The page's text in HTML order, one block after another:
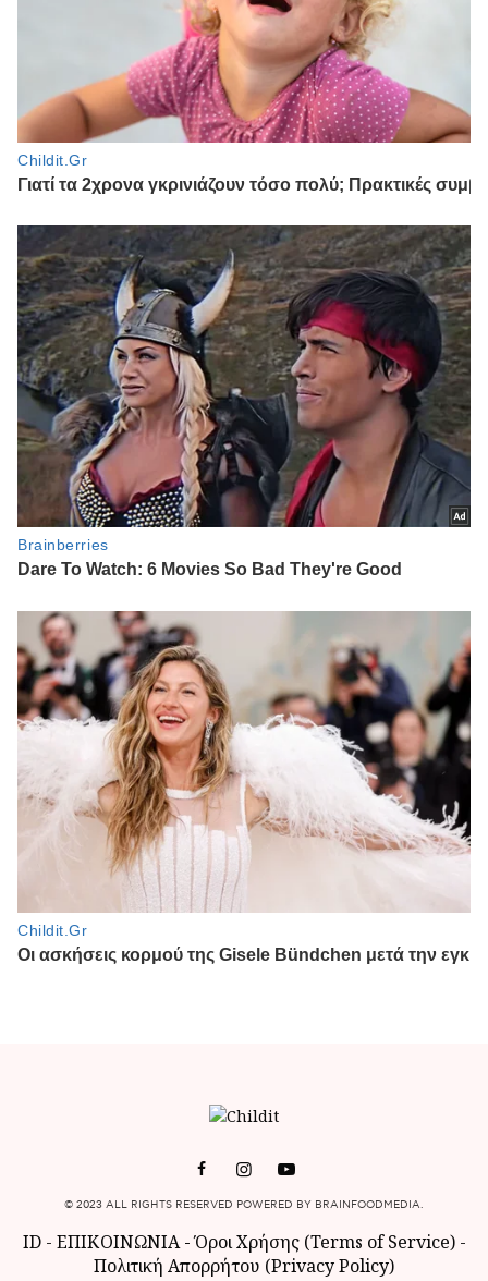
© 2023 ALL RIGHTS RESERVED POWERED BY BRAINFOODMEDIA.
ID- ΕΠΙΚΟΙΝΩΝΙΑ-Όροι Χρήσης (Terms of Service)-
Πολιτική Απορρήτου (Privacy Policy)